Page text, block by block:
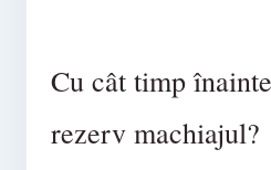
Cu cât timp
rezerv machiajul?